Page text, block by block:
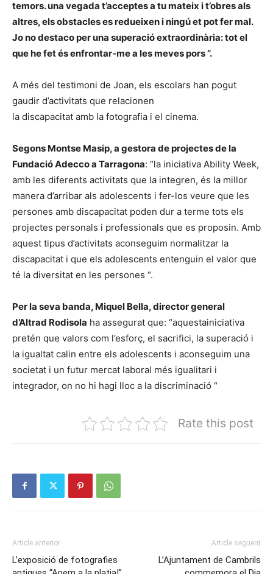
temors. una vegada t’acceptes a tu mateix i t’obres als
altres, els obstacles es redueixen i ningú et pot fer mal.
Jo no destaco per una superació extraordinària: tot el
que he fet ésenfrontar-me a les meves pors “.
A més del testimoni de Joan, els escolars han pogut
gaudir d’activitats que relacionen
la discapacitat amb la fotografia i el cinema.
Segons Montse Masip, a gestora de projectes de la
Fundació Adecco a Tarragona: “la iniciativa Ability Week,
amb les diferents activitats que la integren, és la millor
manera d’arribar als adolescents i fer-los veure que les
persones amb discapacitat poden dur a terme tots els
projectes personals i professionals que es proposin. Amb
aquest tipus d’activitats aconseguim normalitzar la
discapacitat i que els adolescents entenguin el valor que
té la diversitat en les persones “.
Per la seva banda, Miquel Bella, director general
d’Altrad Rodisola ha assegurat que: “aquestainiciativa
pretén que valors com l’esforç, el sacrifici, la superació i
la igualtat calin entre els adolescents i aconseguim una
societat i un futur mercat laboral més igualitari i
integrador, on no hi hagi lloc a la discriminació “
Rate this post
Article anterior
L’exposició de fotografies
Article següent
L’Ajuntament de Cambrils